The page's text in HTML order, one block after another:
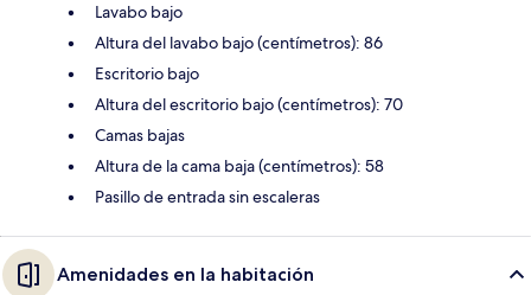
Lavabo bajo
Altura del lavabo bajo (centímetros): 86
Escritorio bajo
Altura del escritorio bajo (centímetros): 70
Camas bajas
Altura de la cama baja (centímetros): 58
Pasillo de entrada sin escaleras
Amenidades en la habitación